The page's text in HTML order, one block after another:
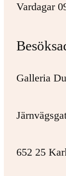
Vardagar
Galleria
652 25